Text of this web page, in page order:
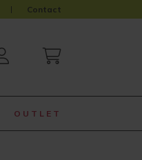
Contact
OUTLET